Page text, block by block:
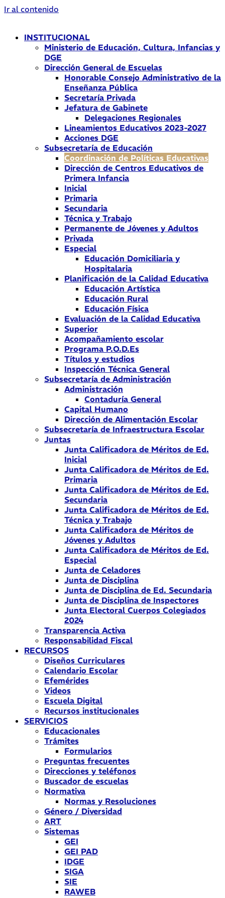
Ir al contenido
INSTITUCIONAL
Ministerio de Educación, Cultura, Infancias y
DGE
Dirección General de Escuelas
Honorable Consejo Administrativo de la
Enseñanza Pública
Secretaría Privada
Jefatura de Gabinete
Delegaciones Regionales
Lineamientos Educativos 2023-2027
Acciones DGE
Subsecretaría de Educación
Coordinación de Políticas Educativas
Dirección de Centros Educativos de
Primera Infancia
Inicial
Primaria
Secundaria
Técnica y Trabajo
Permanente de Jóvenes y Adultos
Privada
Especial
Educación Domiciliaria y
Hospitalaria
Planificación de la Calidad Educativa
Educación Artística
Educación Rural
Educación Física
Evaluación de la Calidad Educativa
Superior
Acompañamiento escolar
Programa P.O.D.Es
Títulos y estudios
Inspección Técnica General
Subsecretaría de Administración
Administración
Contaduría General
Capital Humano
Dirección de Alimentación Escolar
Subsecretaría de Infraestructura Escolar
Juntas
Junta Calificadora de Méritos de Ed.
Inicial
Junta Calificadora de Méritos de Ed.
Primaria
Junta Calificadora de Méritos de Ed.
Secundaria
Junta Calificadora de Méritos de Ed.
Técnica y Trabajo
Junta Calificadora de Méritos de
Jóvenes y Adultos
Junta Calificadora de Méritos de Ed.
Especial
Junta de Celadores
Junta de Disciplina
Junta de Disciplina de Ed. Secundaria
Junta de Disciplina de Inspectores
Junta Electoral Cuerpos Colegiados
2024
Transparencia Activa
Responsabilidad Fiscal
RECURSOS
Diseños Curriculares
Calendario Escolar
Efemérides
Videos
Escuela Digital
Recursos institucionales
SERVICIOS
Educacionales
Trámites
Formularios
Preguntas frecuentes
Direcciones y teléfonos
Buscador de escuelas
Normativa
Normas y Resoluciones
Género / Diversidad
ART
Sistemas
GEI
GEI PAD
IDGE
SIGA
SIE
RAWEB